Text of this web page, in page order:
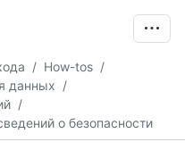
/ How-tos /
данных /
/
о безопасности